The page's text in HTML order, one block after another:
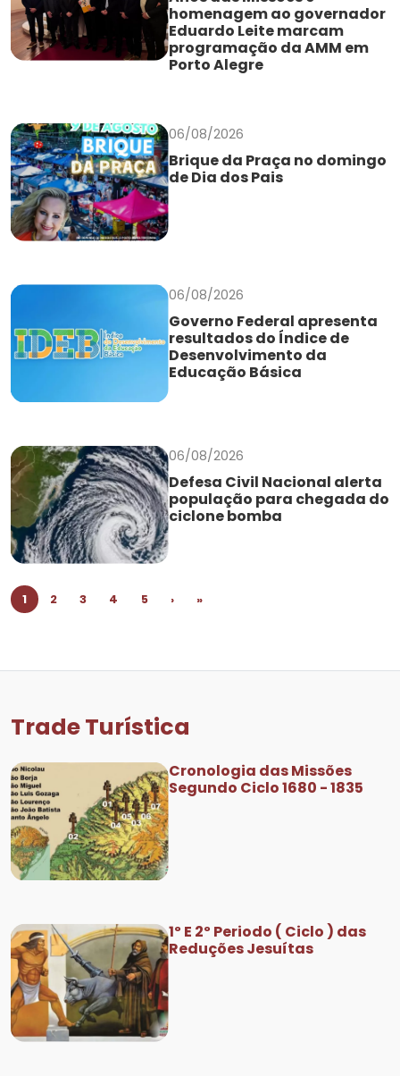
homenagem ao governador
Eduardo Leite marcam
programação da AMM em
Porto Alegre
06/08/2026
Brique da Praça no domingo
de Dia dos Pais
06/08/2026
Governo Federal apresenta
resultados do Índice de
Desenvolvimento da
Educação Básica
06/08/2026
Defesa Civil Nacional alerta
população para chegada do
ciclone bomba
1 2 3 4 5 › »
Trade Turística
Cronologia das Missões
Segundo Ciclo 1680 - 1835
1º E 2º Periodo ( Ciclo ) das
Reduções Jesuítas